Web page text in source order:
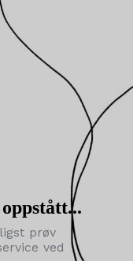
prøv
ved